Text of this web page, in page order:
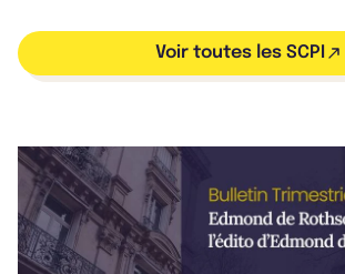
Voir toutes les SCPI